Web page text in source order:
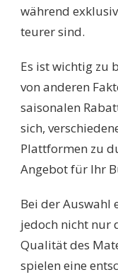
während
teurer sind.
Es ist wichtig zu
von anderen
saisonalen
sich,
Plattformen zu
Angebot für Ihr
Bei der Auswahl
jedoch nicht nur
Qualität des
spielen eine